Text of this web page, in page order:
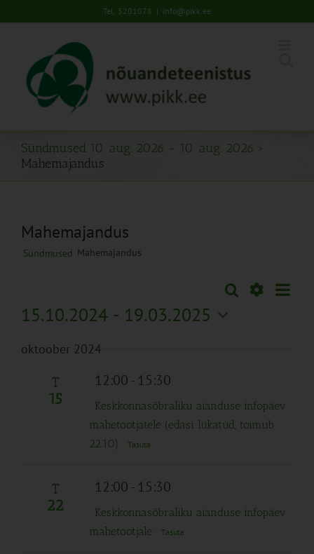
to
Tel: 5201078 | info@pikk.ee
Sündmused 10. aug. 2026 - 10. aug. 2026 ›
Mahemajandus
Mahemajandus
Sündmused Mahemajandus
Sündmused
Search
Otsi
15.10.2024 - 19.03.2025
kuupäev.
oktoober 2024
T
15
12:00- 15:30
Keskkonnasõbraliku aianduse infopäev
mahetootjatele (edasi lükatud, toimub
22.10)
Tasuta
T
22
12:00- 15:30
Keskkonnasõbraliku aianduse infopäev
mahetootjale
Tasuta